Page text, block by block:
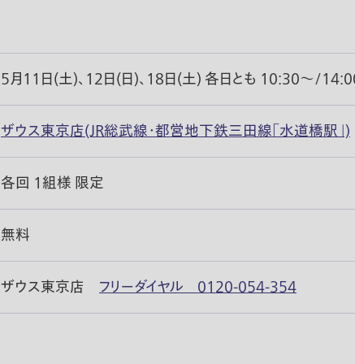
5月11日(土)、12日(日)、18日(土) 各日とも 10:30〜/
ザウス東京店(JR総武線・都営地下鉄三田線「水道橋駅」)
各回 1組様 限定
無料
ザウス東京店 フリーダイヤル 0120-054-354